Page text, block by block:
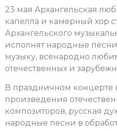
23 мая Архангельская
капелла и камерный хор
Архангельского
исполнят народные
музыку, всенародно
отечественных и
В праздничном концерте
произведения
композиторов, русская
народные песни в